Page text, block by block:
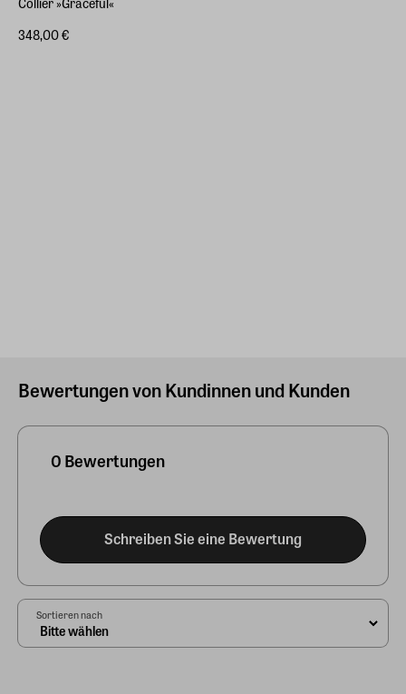
348,00 €
Bewertungen von Kundinnen und Kunden
0 Bewertungen
Schreiben Sie eine Bewertung
Sortieren nach